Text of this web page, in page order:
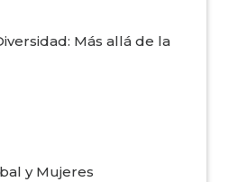
Más allá de la
y Mujeres